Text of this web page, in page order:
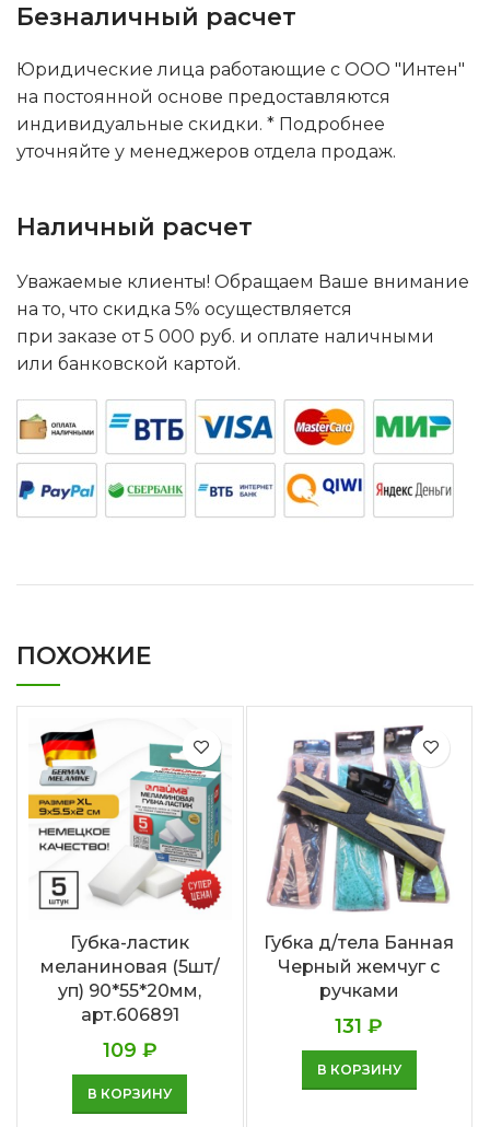
Безналичный расчет
Юридические лица работающие с ООО "Интен"
на постоянной основе предоставляются
индивидуальные скидки. * Подробнее
уточняйте у менеджеров отдела продаж.
Наличный расчет
Уважаемые клиенты! Обращаем Ваше внимание
на то, что скидка 5% осуществляется
при заказе от 5 000 руб. и оплате наличными
или банковской картой.
ПОХОЖИЕ
Губка-ластик
меланиновая (5шт/
уп) 90*55*20мм,
арт.606891
109 ₽
В КОРЗИНУ
Губка д/тела Банная
Черный жемчуг с
ручками
131₽
В КОРЗИНУ